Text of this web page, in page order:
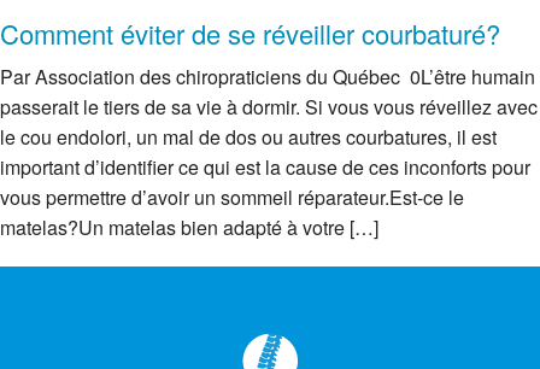
Comment éviter de se réveiller courbaturé?
Par Association des chiropraticiens du Québec 0L’être humain
passerait le tiers de sa vie à dormir. Si vous vous réveillez avec
le cou endolori, un mal de dos ou autres courbatures, il est
important d’identifier ce qui est la cause de ces inconforts pour
vous permettre d’avoir un sommeil réparateur.Est-ce le
matelas?Un matelas bien adapté à votre […]